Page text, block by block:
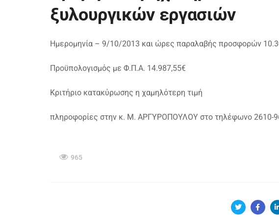
ξυλουργικών εργασιών
Ημερομηνία – 9/10/2013 και ώρες παραλαβής προσφορών
Προϋπολογισμός με Φ.Π.Α. 14.987,55€
Κριτήριο κατακύρωσης η χαμηλότερη τιμή
πληροφορίες στην κ. Μ. ΑΡΓΥΡΟΠΟΥΛΟΥ στο τηλέφωνο 2610-
965